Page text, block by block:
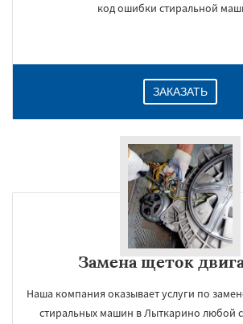
код ошибки стиральной
ЗАКАЗАТЬ
Замена щеток
Наша компания оказывает услуги по
стиральных машин в Лыткарино любой